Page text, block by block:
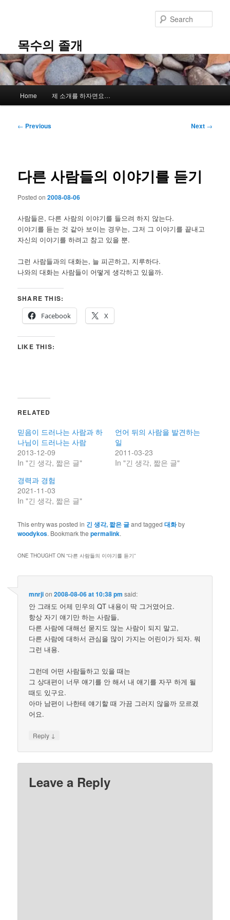
content목수의 졸개
Home 제 소개를 하자면요…
Post
← Previous Next →
다른 사람들의 이야기를 듣기
Posted on2008-08-06
사람들은, 다른 사람의 이야기를 들으려 하지 않는다.
이야기를 듣는 것 같아 보이는 경우는, 그저 그 이야기를 끝내고
자신의 이야기를 하려고 참고 있을 뿐.
그런 사람들과의 대화는, 늘 피곤하고, 지루하다.
나와의 대화는 사람들이 어떻게 생각하고 있을까.
SHARE THIS:
Facebook
X
LIKE THIS:
RELATED
믿음이 드러나는 사람과 하
나님이 드러나는 사람
2013-12-09
In "긴 생각, 짧은 글"
언어 뒤의 사람을 발견하는
일
2011-03-23
In "긴 생각, 짧은 글"
경력과 경험
2021-11-03
In "긴 생각, 짧은 글"
This entry was posted in 긴 생각, 짧은 글and tagged대화by
woodykos. Bookmark thepermalink.
ONE THOUGHT ON “다른 사람들의 이야기를 듣기”
mnrjion2008-08-06 at 10:38 pm said:
안 그래도 어제 민우의 QT 내용이 딱 그거였어요.
항상 자기 얘기만 하는 사람들,
다른 사람에 대해선 묻지도 않는 사람이 되지 말고,
다른 사람에 대하서 관심을 많이 가지는 어린이가 되자. 뭐
그런 내용.
그런데 어떤 사람들하고 있을 때는
그 상대편이 너무 얘기를 안 해서 내 얘기를 자꾸 하게 될
때도 있구요.
아마 남편이 나한테 얘기할 때 가끔 그러지 않을까 모르겠
어요.
Reply ↓
Leave a Reply